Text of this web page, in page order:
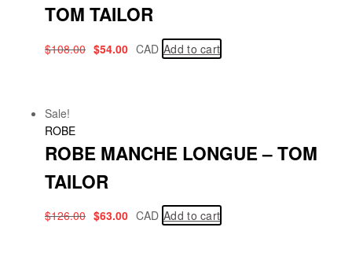
TOM TAILOR
$108.00 $54.00 CAD Add to cart
Sale!
ROBE
ROBE MANCHE LONGUE – TOM
TAILOR
$126.00 $63.00 CAD Add to cart